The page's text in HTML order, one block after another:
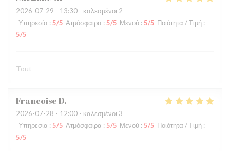
2026-07-29 - 13:30 - καλεσμένοι 2
Υπηρεσία : 5/5 Ατμόσφαιρα : 5/5 Μενού : 5/5 Ποιότητα / Τιμή :
5/5
Tout
FrancoiseD
2026-07-28 - 12:00 - καλεσμένοι 3
Υπηρεσία : 5/5 Ατμόσφαιρα : 5/5 Μενού : 5/5 Ποιότητα / Τιμή :
5/5